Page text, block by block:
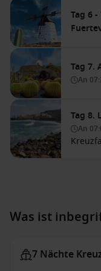
Tag 6
Tag 7.
An
Tag 8.
An
Was ist
7 Nächte